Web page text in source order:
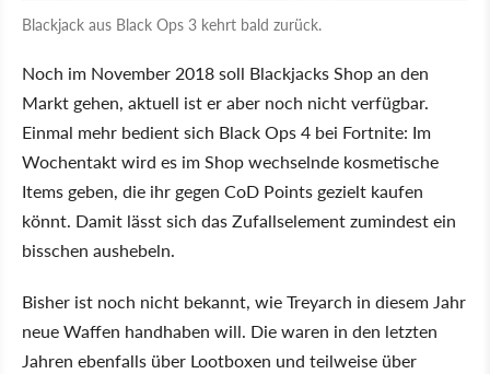
Blackjack aus Black Ops 3 kehrt bald zurück.
Noch im November 2018 soll Blackjacks Shop an den
Markt gehen, aktuell ist er aber noch nicht verfügbar.
Einmal mehr bedient sich Black Ops 4 bei Fortnite: Im
Wochentakt wird es im Shop wechselnde kosmetische
Items geben, die ihr gegen CoD Points gezielt kaufen
könnt. Damit lässt sich das Zufallselement zumindest ein
bisschen aushebeln.
Bisher ist noch nicht bekannt, wie Treyarch in diesem Jahr
neue Waffen handhaben will. Die waren in den letzten
Jahren ebenfalls über Lootboxen und teilweise über